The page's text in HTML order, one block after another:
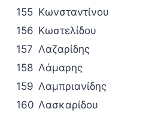
155 Κωνσταντίνου
156 Κωστελίδου
157 Λαζαρίδης
158 Λάμαρης
159 Λαμπριανίδης
160 Λασκαρίδου